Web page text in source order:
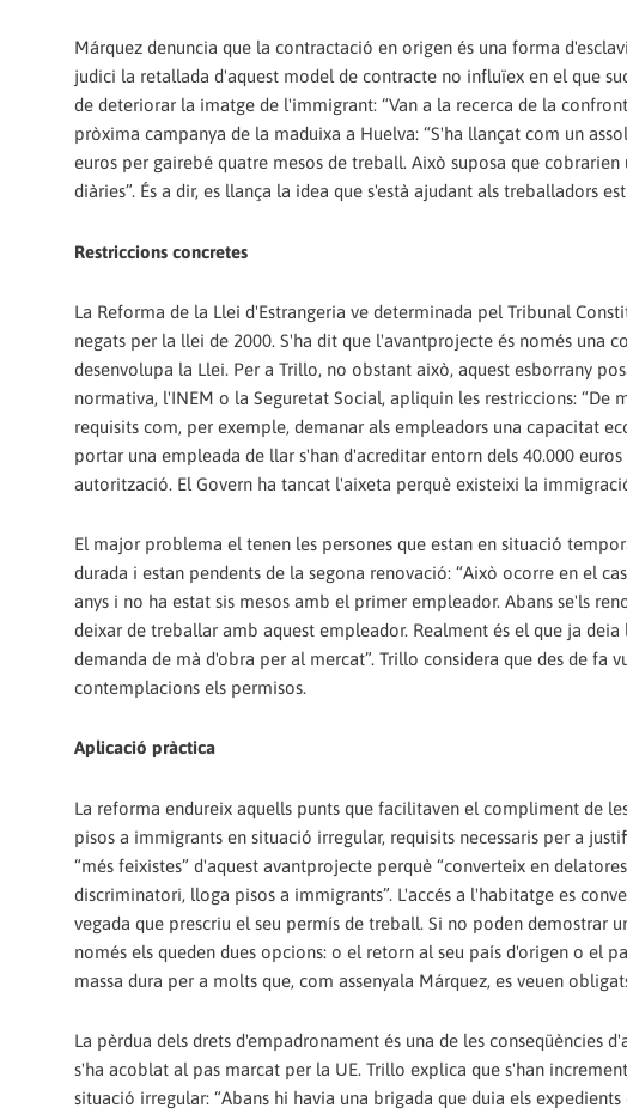
Márquez denuncia que la contractació en origen és una forma
judici la retallada d'aquest model de contracte no influïex en el que
de deteriorar la imatge de l'immigrant: “Van a la recerca de la
pròxima campanya de la maduixa a Huelva: “S'ha llançat com un
euros per gairebé quatre mesos de treball. Això suposa que
diàries”. És a dir, es llança la idea que s'està ajudant als treballadors
Restriccions concretes
La Reforma de la Llei d'Estrangeria ve determinada pel Tribunal
negats per la llei de 2000. S'ha dit que l'avantprojecte és només una
desenvolupa la Llei. Per a Trillo, no obstant això, aquest esborrany
normativa, l'INEM o la Seguretat Social, apliquin les restriccions:
requisits com, per exemple, demanar als empleadors una capacitat
portar una empleada de llar s'han d'acreditar entorn dels 40.000
autorització. El Govern ha tancat l'aixeta perquè existeixi la
El major problema el tenen les persones que estan en situació
durada i estan pendents de la segona renovació: “Això ocorre en el
anys i no ha estat sis mesos amb el primer empleador. Abans se'ls
deixar de treballar amb aquest empleador. Realment és el que ja
demanda de mà d'obra per al mercat”. Trillo considera que des de fa
contemplacions els permisos.
Aplicació pràctica
La reforma endureix aquells punts que facilitaven el compliment de
pisos a immigrants en situació irregular, requisits necessaris per a
“més feixistes” d'aquest avantprojecte perquè “converteix en
discriminatori, lloga pisos a immigrants”. L'accés a l'habitatge es
vegada que prescriu el seu permís de treball. Si no poden demostrar
només els queden dues opcions: o el retorn al seu país d'origen o el
massa dura per a molts que, com assenyala Márquez, es veuen
La pèrdua dels drets d'empadronament és una de les conseqüències
s'ha acoblat al pas marcat per la UE. Trillo explica que s'han
situació irregular: “Abans hi havia una brigada que duia els